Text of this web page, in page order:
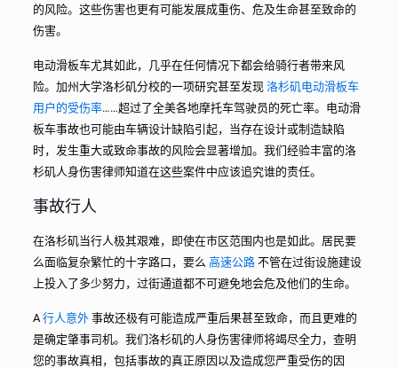
的风险。这些伤害也更有可能发展成重伤、危及生命甚至致命的
伤害。
电动滑板车尤其如此，几乎在任何情况下都会给骑行者带来风
险。加州大学洛杉矶分校的一项研究甚至发现 洛杉矶电动滑板车
用户的受伤率……超过了全美各地摩托车驾驶员的死亡率。电动滑
板车事故也可能由车辆设计缺陷引起，当存在设计或制造缺陷
时，发生重大或致命事故的风险会显著增加。我们经验丰富的洛
杉矶人身伤害律师知道在这些案件中应该追究谁的责任。
事故行人
在洛杉矶当行人极其艰难，即使在市区范围内也是如此。居民要
么面临复杂繁忙的十字路口，要么 高速公路不管在过街设施建设
上投入了多少努力，过街通道都不可避免地会危及他们的生命。
A行人意外事故还极有可能造成严重后果甚至致命，而且更难的
是确定肇事司机。我们洛杉矶的人身伤害律师将竭尽全力，查明
您的事故真相，包括事故的真正原因以及造成您严重受伤的因